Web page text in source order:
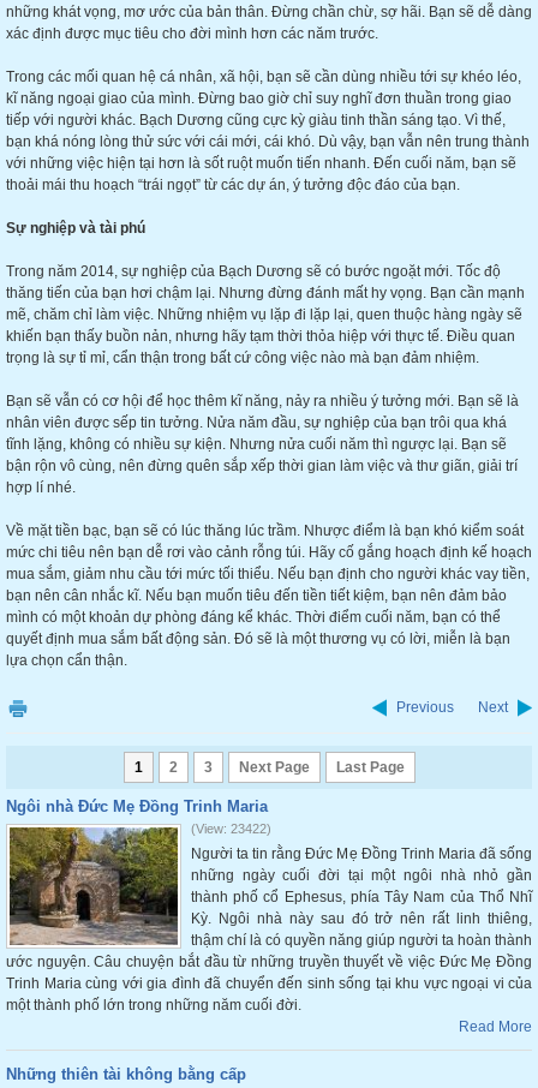
những khát vọng, mơ ước của bản thân. Đừng chần chừ, sợ hãi. Bạn sẽ dễ dàng
xác định được mục tiêu cho đời mình hơn các năm trước.
Trong các mối quan hệ cá nhân, xã hội, bạn sẽ cần dùng nhiều tới sự khéo léo,
kĩ năng ngoại giao của mình. Đừng bao giờ chỉ suy nghĩ đơn thuần trong giao
tiếp với người khác. Bạch Dương cũng cực kỳ giàu tinh thần sáng tạo. Vì thế,
bạn khá nóng lòng thử sức với cái mới, cái khó. Dù vậy, bạn vẫn nên trung thành
với những việc hiện tại hơn là sốt ruột muốn tiến nhanh. Đến cuối năm, bạn sẽ
thoải mái thu hoạch “trái ngọt” từ các dự án, ý tưởng độc đáo của bạn.
Sự nghiệp và tài phú
Trong năm 2014, sự nghiệp của Bạch Dương sẽ có bước ngoặt mới. Tốc độ
thăng tiến của bạn hơi chậm lại. Nhưng đừng đánh mất hy vọng. Bạn cần mạnh
mẽ, chăm chỉ làm việc. Những nhiệm vụ lặp đi lặp lại, quen thuộc hàng ngày sẽ
khiến bạn thấy buồn nản, nhưng hãy tạm thời thỏa hiệp với thực tế. Điều quan
trọng là sự tỉ mỉ, cẩn thận trong bất cứ công việc nào mà bạn đảm nhiệm.
Bạn sẽ vẫn có cơ hội để học thêm kĩ năng, nảy ra nhiều ý tưởng mới. Bạn sẽ là
nhân viên được sếp tin tưởng. Nửa năm đầu, sự nghiệp của bạn trôi qua khá
tĩnh lặng, không có nhiều sự kiện. Nhưng nửa cuối năm thì ngược lại. Bạn sẽ
bận rộn vô cùng, nên đừng quên sắp xếp thời gian làm việc và thư giãn, giải trí
hợp lí nhé.
Về mặt tiền bạc, bạn sẽ có lúc thăng lúc trầm. Nhược điểm là bạn khó kiểm soát
mức chi tiêu nên bạn dễ rơi vào cảnh rỗng túi. Hãy cố gắng hoạch định kế hoạch
mua sắm, giảm nhu cầu tới mức tối thiểu. Nếu bạn định cho người khác vay tiền,
bạn nên cân nhắc kĩ. Nếu bạn muốn tiêu đến tiền tiết kiệm, bạn nên đảm bảo
mình có một khoản dự phòng đáng kể khác. Thời điểm cuối năm, bạn có thể
quyết định mua sắm bất động sản. Đó sẽ là một thương vụ có lời, miễn là bạn
lựa chọn cẩn thận.
Previous Next
1 2 3 Next Page Last Page
Ngôi nhà Đức Mẹ Đồng Trinh Maria
(View: 23422)
Người ta tin rằng Đức Mẹ Đồng Trinh Maria đã sống
những ngày cuối đời tại một ngôi nhà nhỏ gần
thành phố cổ Ephesus, phía Tây Nam của Thổ Nhĩ
Kỳ. Ngôi nhà này sau đó trở nên rất linh thiêng,
thậm chí là có quyền năng giúp người ta hoàn thành
ước nguyện. Câu chuyện bắt đầu từ những truyền thuyết về việc Đức Mẹ Đồng
Trinh Maria cùng với gia đình đã chuyển đến sinh sống tại khu vực ngoại vi của
một thành phố lớn trong những năm cuối đời.
Read More
Những thiên tài không bằng cấp